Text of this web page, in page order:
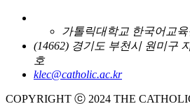
가톨릭대학교 한국어교육
(14662) 경기도 부천시 원미구
호
klec@catholic.ac.kr
COPYRIGHT ⓒ 2024 THE